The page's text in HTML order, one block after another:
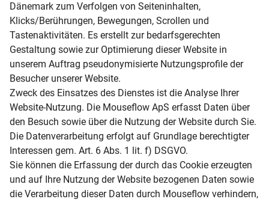
Dänemark zum Verfolgen von Seiteninhalten,
Klicks/Berührungen, Bewegungen, Scrollen und
Tastenaktivitäten. Es erstellt zur bedarfsgerechten
Gestaltung sowie zur Optimierung dieser Website in
unserem Auftrag pseudonymisierte Nutzungsprofile der
Besucher unserer Website.
Zweck des Einsatzes des Dienstes ist die Analyse Ihrer
Website-Nutzung. Die Mouseflow ApS erfasst Daten über
den Besuch sowie über die Nutzung der Website durch Sie.
Die Datenverarbeitung erfolgt auf Grundlage berechtigter
Interessen gem. Art. 6 Abs. 1 lit. f) DSGVO.
Sie können die Erfassung der durch das Cookie erzeugten
und auf Ihre Nutzung der Website bezogenen Daten sowie
die Verarbeitung dieser Daten durch Mouseflow verhindern,